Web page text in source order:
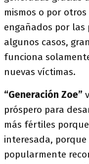
mismos o por
engañados por las
algunos casos,
funciona
nuevas víctimas.
“Generación Zoe”
próspero para
más fértiles
interesada,
popularmente